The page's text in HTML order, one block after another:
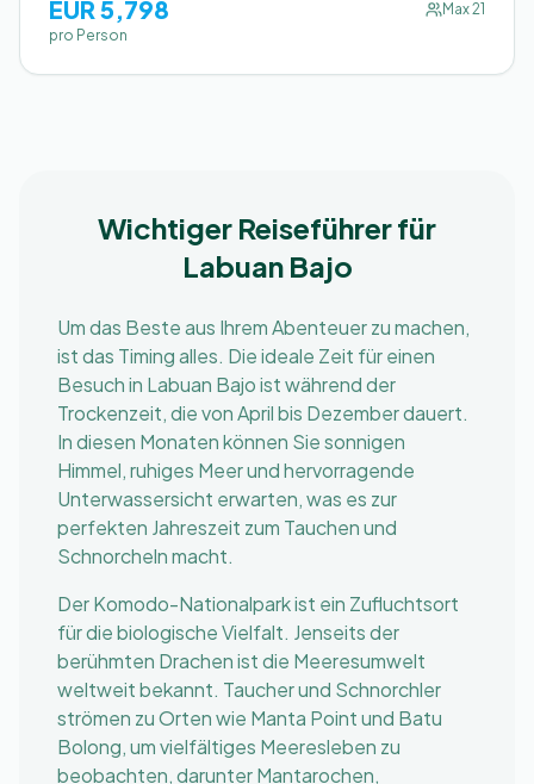
EUR 5,798
pro Person
Max21
Wichtiger Reiseführer für
Labuan Bajo
Um das Beste aus Ihrem Abenteuer zu machen,
ist das Timing alles. Die ideale Zeit für einen
Besuch in Labuan Bajo ist während der
Trockenzeit, die von April bis Dezember dauert.
In diesen Monaten können Sie sonnigen
Himmel, ruhiges Meer und hervorragende
Unterwassersicht erwarten, was es zur
perfekten Jahreszeit zum Tauchen und
Schnorcheln macht.
Der Komodo-Nationalpark ist ein Zufluchtsort
für die biologische Vielfalt. Jenseits der
berühmten Drachen ist die Meeresumwelt
weltweit bekannt. Taucher und Schnorchler
strömen zu Orten wie Manta Point und Batu
Bolong, um vielfältiges Meeresleben zu
beobachten, darunter Mantarochen,